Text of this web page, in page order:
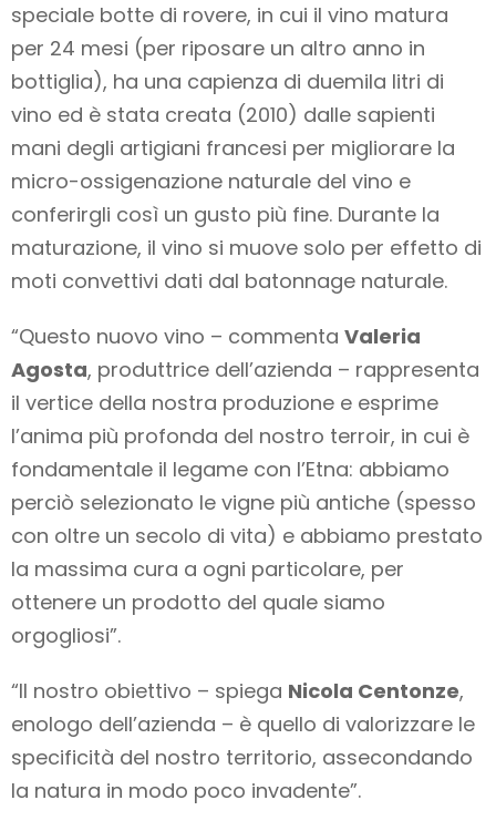
speciale botte di rovere, in cui il vino matura
per 24 mesi (per riposare un altro anno in
bottiglia), ha una capienza di duemila litri di
vino ed è stata creata (2010) dalle sapienti
mani degli artigiani francesi per migliorare la
micro-ossigenazione naturale del vino e
conferirgli così un gusto più fine. Durante la
maturazione, il vino si muove solo per effetto di
moti convettivi dati dal batonnage naturale.
“Questo nuovo vino – commenta Valeria
Agosta, produttrice dell’azienda – rappresenta
il vertice della nostra produzione e esprime
l’anima più profonda del nostro terroir, in cui è
fondamentale il legame con l’Etna: abbiamo
perciò selezionato le vigne più antiche (spesso
con oltre un secolo di vita) e abbiamo prestato
la massima cura a ogni particolare, per
ottenere un prodotto del quale siamo
orgogliosi”.
“Il nostro obiettivo – spiega Nicola Centonze,
enologo dell’azienda – è quello di valorizzare le
specificità del nostro territorio, assecondando
la natura in modo poco invadente”.